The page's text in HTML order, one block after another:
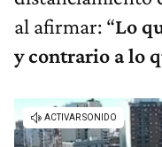
al afirmar: “Lo
y contrario a lo